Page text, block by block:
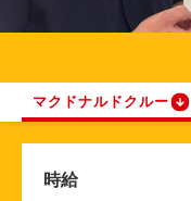
マクドナルドクルー
時給